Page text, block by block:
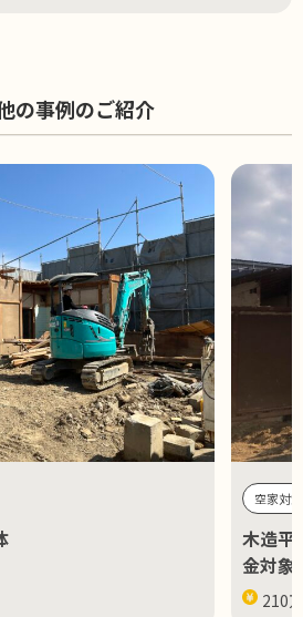
の事例のご紹介
空家対
木造平
金対象
210